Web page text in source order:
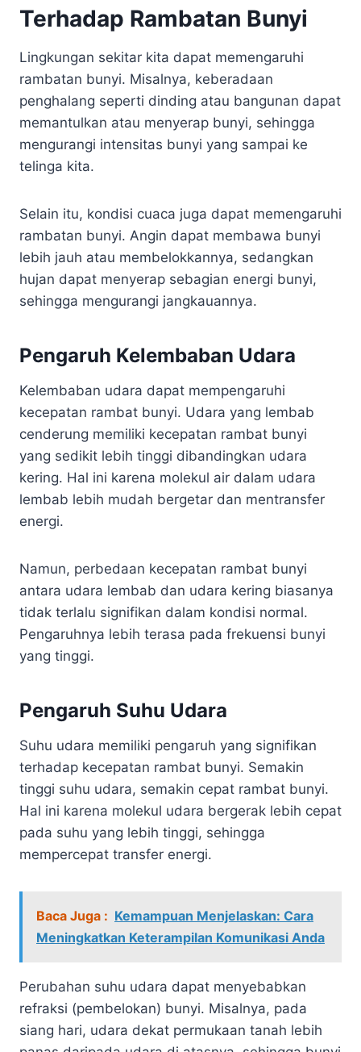
Terhadap Rambatan Bunyi
Lingkungan sekitar kita dapat memengaruhi
rambatan bunyi. Misalnya, keberadaan
penghalang seperti dinding atau bangunan dapat
memantulkan atau menyerap bunyi, sehingga
mengurangi intensitas bunyi yang sampai ke
telinga kita.
Selain itu, kondisi cuaca juga dapat memengaruhi
rambatan bunyi. Angin dapat membawa bunyi
lebih jauh atau membelokkannya, sedangkan
hujan dapat menyerap sebagian energi bunyi,
sehingga mengurangi jangkauannya.
Pengaruh Kelembaban Udara
Kelembaban udara dapat mempengaruhi
kecepatan rambat bunyi. Udara yang lembab
cenderung memiliki kecepatan rambat bunyi
yang sedikit lebih tinggi dibandingkan udara
kering. Hal ini karena molekul air dalam udara
lembab lebih mudah bergetar dan mentransfer
energi.
Namun, perbedaan kecepatan rambat bunyi
antara udara lembab dan udara kering biasanya
tidak terlalu signifikan dalam kondisi normal.
Pengaruhnya lebih terasa pada frekuensi bunyi
yang tinggi.
Pengaruh Suhu Udara
Suhu udara memiliki pengaruh yang signifikan
terhadap kecepatan rambat bunyi. Semakin
tinggi suhu udara, semakin cepat rambat bunyi.
Hal ini karena molekul udara bergerak lebih cepat
pada suhu yang lebih tinggi, sehingga
mempercepat transfer energi.
Baca Juga : Kemampuan Menjelaskan: Cara
Meningkatkan Keterampilan Komunikasi Anda
Perubahan suhu udara dapat menyebabkan
refraksi (pembelokan) bunyi. Misalnya, pada
siang hari, udara dekat permukaan tanah lebih